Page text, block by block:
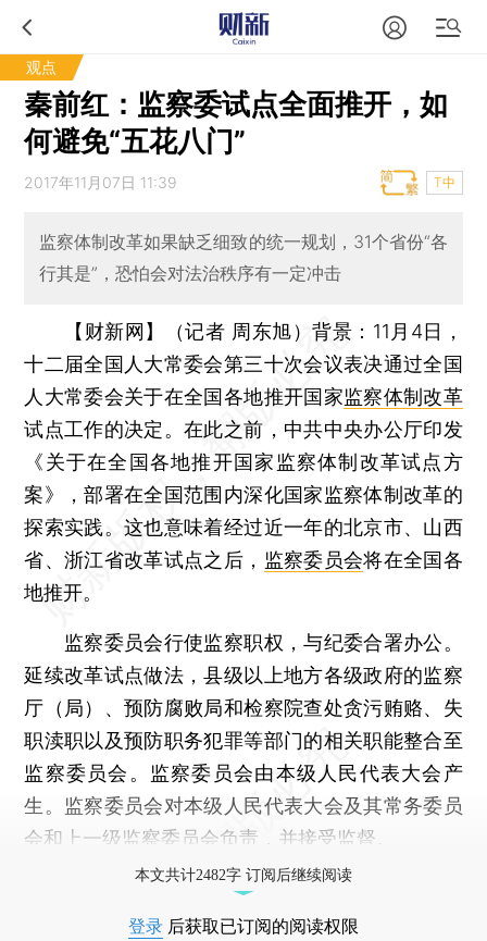
观点
秦前红：监察委试点全面推开，如
何避免“五花八门”
2017年11月07日 11:39 T中
监察体制改革如果缺乏细致的统一规划，31个省份“各
行其是”，恐怕会对法治秩序有一定冲击
【财新网】（记者 周东旭）背景：11月4日，
十二届全国人大常委会第三十次会议表决通过全国
人大常委会关于在全国各地推开国家监察体制改革
试点工作的决定。在此之前，中共中央办公厅印发
《关于在全国各地推开国家监察体制改革试点方
案》，部署在全国范围内深化国家监察体制改革的
探索实践。这也意味着经过近一年的北京市、山西
省、浙江省改革试点之后， 监察委员会将在全国各
地推开。
监察委员会行使监察职权，与纪委合署办公。
延续改革试点做法，县级以上地方各级政府的监察
厅（局）、预防腐败局和检察院查处贪污贿赂、失
职渎职以及预防职务犯罪等部门的相关职能整合至
监察委员会。监察委员会由本级人民代表大会产
生。监察委员会对本级人民代表大会及其常务委员
会和上一级监察委员会负责，并接受监督。
本文共计2482字 订阅后继续阅读
登录 后获取已订阅的阅读权限